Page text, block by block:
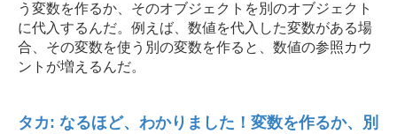
う変数を作るか、そのオブジェクトを別のオブジェクト
に代入するんだ。例えば、数値を代入した変数がある場
合、その変数を使う別の変数を作ると、数値の参照カウ
ントが増えるんだ。
タカ: なるほど、わかりました！変数を作るか、別